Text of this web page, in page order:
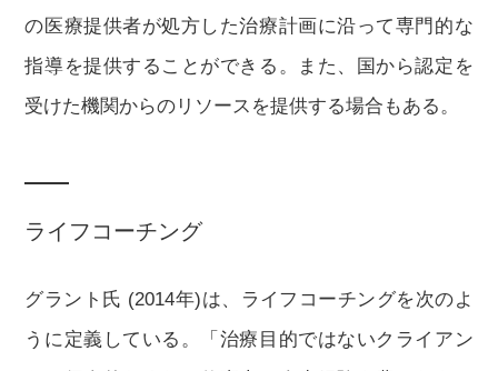
の医療提供者が処方した治療計画に沿って専門的な
指導を提供することができる。また、国から認定を
受けた機関からのリソースを提供する場合もある。
ライフコーチング
グラント氏 (2014年)は、ライフコーチングを次のよ
うに定義している。「治療目的ではないクライアン